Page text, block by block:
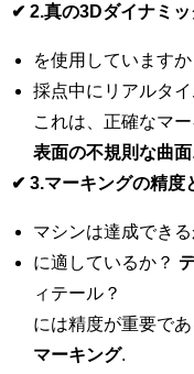
✔ 2.真の3Dダイナミ
を使用していますか
採点中にリアルタ
これは、正確なマ
表面の不規則な曲面.
✔ 3.マーキングの精度
マシンは達成できる
に適しているか？
ィテール？
には精度が重要であ
マーキング.